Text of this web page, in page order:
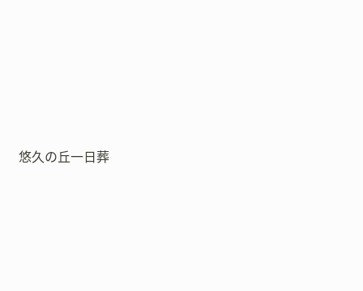
悠久の丘一日葬